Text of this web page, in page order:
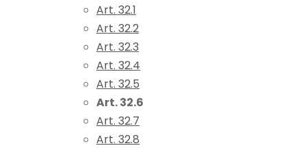
Art. 32.1
Art. 32.2
Art. 32.3
Art. 32.4
Art. 32.5
Art. 32.6
Art. 32.7
Art. 32.8